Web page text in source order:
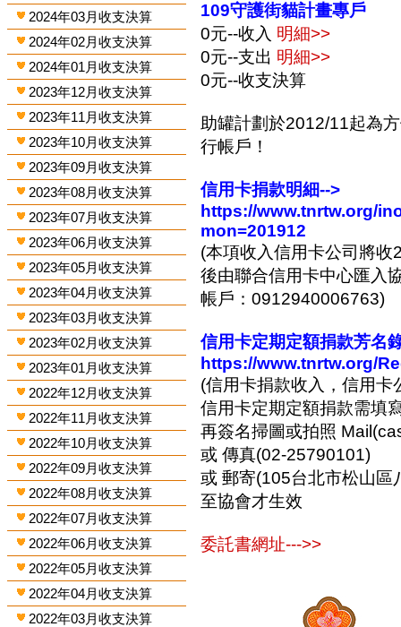
2024年03月收支決算
2024年02月收支決算
2024年01月收支決算
2023年12月收支決算
2023年11月收支決算
2023年10月收支決算
2023年09月收支決算
2023年08月收支決算
2023年07月收支決算
2023年06月收支決算
2023年05月收支決算
2023年04月收支決算
2023年03月收支決算
2023年02月收支決算
2023年01月收支決算
2022年12月收支決算
2022年11月收支決算
2022年10月收支決算
2022年09月收支決算
2022年08月收支決算
2022年07月收支決算
2022年06月收支決算
2022年05月收支決算
2022年04月收支決算
2022年03月收支決算
109守護街貓計畫專戶
0元--收入 明細>>
0元--支出 明細>>
0元--收支決算
助罐計劃於2012/11起為
行帳戶！
信用卡捐款明細-->
https://www.tnrtw.org/
mon=201912
(本項收入信用卡公司將
後由聯合信用卡中心匯入
帳戶：0912940006763)
信用卡定期定額捐款芳名
https://www.tnrtw.org/
(信用卡捐款收入，信用
信用卡定期定額捐款需填
再簽名掃圖或拍照
或 傳真(02-25790101)
或 郵寄(105台北市松山
至協會才生效
委託書網址--->>